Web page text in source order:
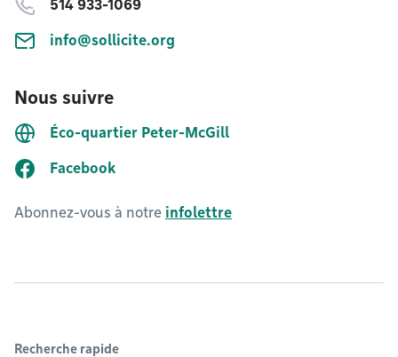
514 933-1069
info@sollicite.org
Nous suivre
Éco-quartier Peter-McGill
Facebook
Abonnez-vous à notre infolettre
Recherche rapide